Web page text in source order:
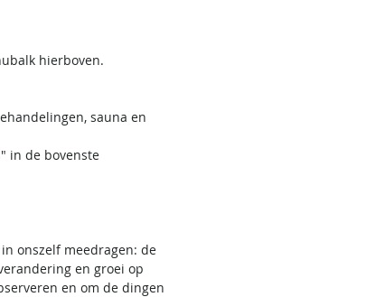
hierboven.
sauna en
in de bovenste
onszelf meedragen: de
en groei op
en om de dingen